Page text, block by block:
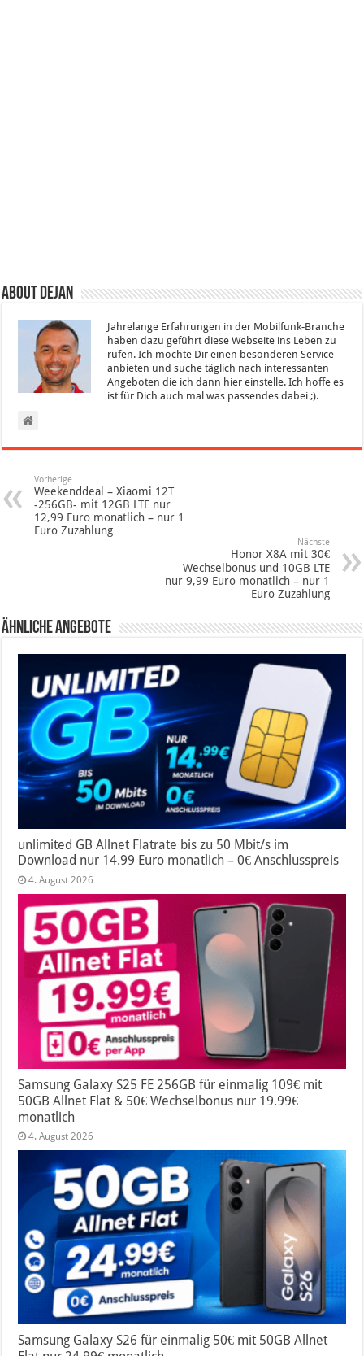
About Dejan
Jahrelange Erfahrungen in der Mobilfunk-Branche
haben dazu geführt diese Webseite ins Leben zu
rufen. Ich möchte Dir einen besonderen Service
anbieten und suche täglich nach interessanten
Angeboten die ich dann hier einstelle. Ich hoffe es
ist für Dich auch mal was passendes dabei ;).
Vorherige
Weekenddeal – Xiaomi 12T
-256GB- mit 12GB LTE nur
12,99 Euro monatlich – nur 1
Euro Zuzahlung
Nächste
Honor X8A mit 30€
Wechselbonus und 10GB LTE
nur 9,99 Euro monatlich – nur 1
Euro Zuzahlung
Ähnliche Angebote
unlimited GB Allnet Flatrate bis zu 50 Mbit/s im
Download nur 14.99 Euro monatlich – 0€ Anschlusspreis
4. August 2026
Samsung Galaxy S25 FE 256GB für einmalig 109€ mit
50GB Allnet Flat & 50€ Wechselbonus nur 19.99€
monatlich
4. August 2026
Samsung Galaxy S26 für einmalig 50€ mit 50GB Allnet